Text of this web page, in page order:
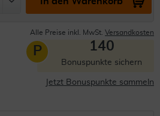
Alle Preise inkl. MwSt. Versandkosten
P 140
Bonuspunkte sichern
Jetzt Bonuspunkte sammeln